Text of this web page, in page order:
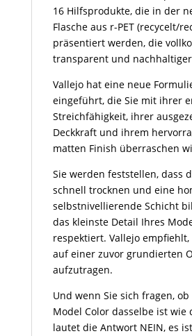
16 Hilfsprodukte, die in der
Flasche aus r-PET (recycelt/
präsentiert werden, die
transparent und
Vallejo hat eine neue
eingeführt, die Sie mit ihrer
Streichfähigkeit, ihrer
Deckkraft und ihrem
matten Finish überraschen
Sie werden feststellen, dass
schnell trocknen und eine
selbstnivellierende Schicht
das kleinste Detail Ihres
respektiert. Vallejo empfiehlt,
auf einer zuvor grundierten
aufzutragen.
Und wenn Sie sich fragen,
Model Color dasselbe ist wie
lautet die Antwort NEIN, es